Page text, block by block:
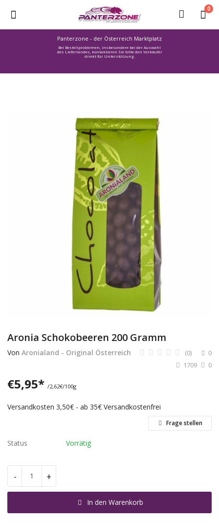
Panterzone - der Österreich Marktplatz
Bei Bestellproblemen, insbesondere bei der Auswahl
des Lieferlandes, kontaktieren Sie bitte den Verkäufer
direkt für Unterstützung.
0
Wunschliste
Standort
Aronia Schokobeeren 200 Gramm
Von Aronialand - Original Österreich 0
(0)
0
1709
€5,95* /2,62€/100g
Versandkosten 3,50€ - ab 35€ Versandkostenfrei
Frage stellen
Status Vorrätig
- +
In den Warenkorb